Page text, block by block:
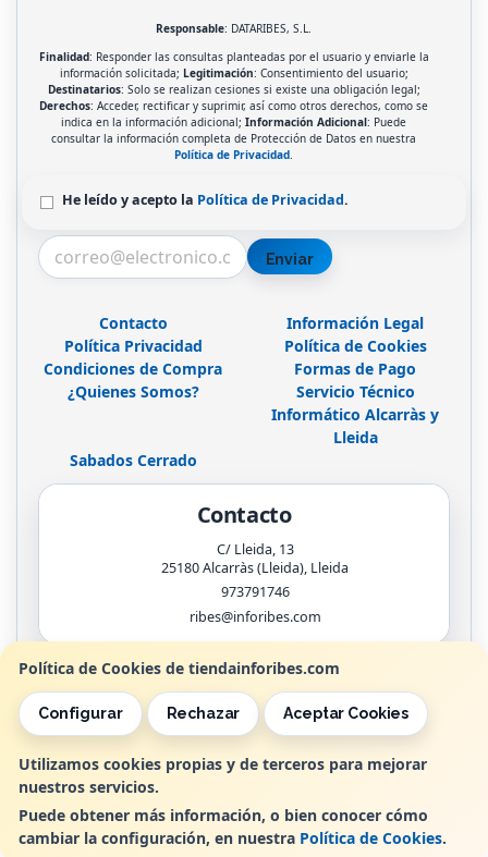
Política de Cookies de tiendainforibes.com
Configurar Rechazar Aceptar Cookies
Utilizamos cookies propias y de terceros para mejorar
nuestros servicios.
Puede obtener más información, o bien conocer cómo
cambiar la configuración, en nuestra Política de Cookies.
Responsable: DATARIBES, S.L.
Finalidad: Responder las consultas planteadas por el usuario y enviarle la
información solicitada; Legitimación: Consentimiento del usuario;
Destinatarios: Solo se realizan cesiones si existe una obligación legal;
Derechos: Acceder, rectificar y suprimir, así como otros derechos, como se
indica en la información adicional;Información Adicional: Puede
consultar la información completa de Protección de Datos en nuestra
Política de Privacidad
He leído y acepto la Política de Privacidad.
Enviar
Contacto
Información Legal
Política Privacidad
Política de Cookies
Condiciones de Compra
Formas de Pago
¿Quienes Somos?
Servicio Técnico
Informático Alcarràs y
Lleida
Sabados Cerrado
Contacto
C/ Lleida, 13
25180Alcarràs (Lleida), Lleida
973791746
ribes@inforibes.com
Horario
de 9:00am - 13:30am / 17:00pm - 20:00pm
, , , , España. - C.I.F.: B25362799 - Tfno: